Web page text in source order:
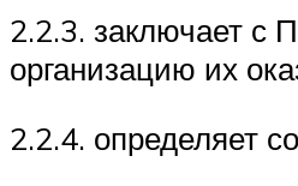
2.2.3. заключает с
организацию их
2.2.4. определяет